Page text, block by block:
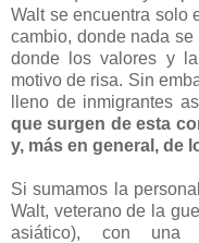
Walt se encuentra solo
cambio, donde nada
donde los valores y
motivo de risa. Sin
lleno de inmigrantes
que surgen de esta
y, más en general, de
Si sumamos la
Walt, veterano de la
asiático), con una